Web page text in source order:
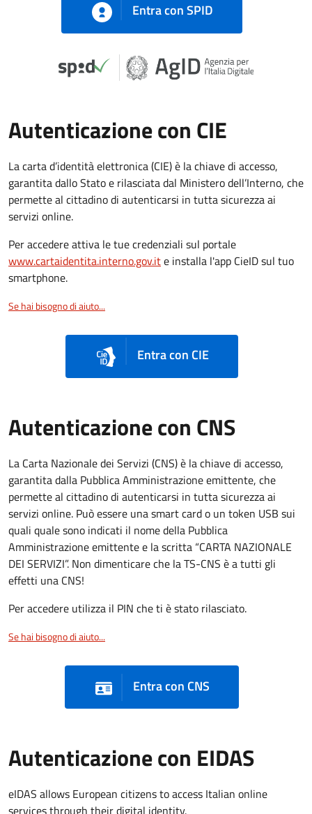
Entra con SPID
Autenticazione con CIE
La carta d’identità elettronica (CIE) è la chiave di accesso,
garantita dallo Stato e rilasciata dal Ministero dell’Interno, che
permette al cittadino di autenticarsi in tutta sicurezza ai
servizi online.
Per accedere attiva le tue credenziali sul portale
www.cartaidentita.interno.gov.ite installa l'app CieID sul tuo
smartphone.
Se hai bisogno di aiuto...
Entra con CIE
Autenticazione con CNS
La Carta Nazionale dei Servizi (CNS) è la chiave di accesso,
garantita dalla Pubblica Amministrazione emittente, che
permette al cittadino di autenticarsi in tutta sicurezza ai
servizi online. Può essere una smart card o un token USB sui
quali quale sono indicati il nome della Pubblica
Amministrazione emittente e la scritta “CARTA NAZIONALE
DEI SERVIZI”. Non dimenticare che la TS-CNS è a tutti gli
effetti una CNS!
Per accedere utilizza il PIN che ti è stato rilasciato.
Se hai bisogno di aiuto...
Entra con CNS
Autenticazione con EIDAS
eIDAS allows European citizens to access Italian online
services through their digital identity.